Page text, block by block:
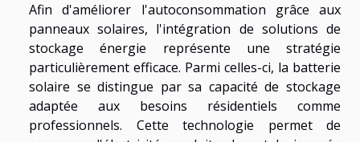
Afin d'améliorer l'autoconsommation grâce aux
panneaux solaires, l'intégration de solutions de
stockage énergie représente une stratégie
particulièrement efficace. Parmi celles-ci, la batterie
solaire se distingue par sa capacité de stockage
adaptée aux besoins résidentiels comme
professionnels. Cette technologie permet de